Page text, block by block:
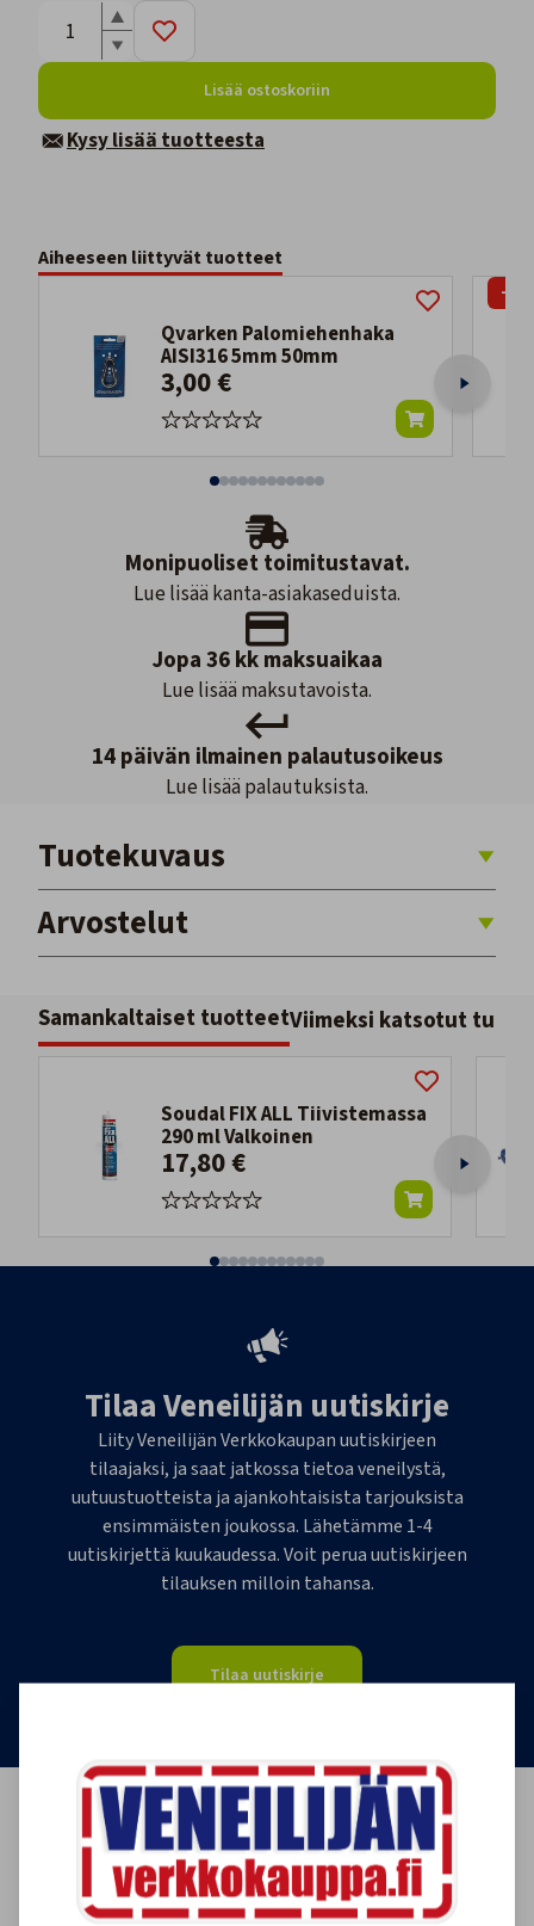
Lisää ostoskoriin
Kysy lisää tuotteesta
Aiheeseen liittyvät tuotteet
Qvarken Palomiehenhaka
AISI316 5mm 50mm
3,00 €
-
Monipuoliset toimitustavat.
Lue lisää kanta-asiakaseduista.
Jopa 36 kk maksuaikaa
Lue lisää maksutavoista.
14 päivän ilmainen palautusoikeus
Lue lisää palautuksista.
Tuotekuvaus
Arvostelut
Samankaltaiset tuotteetViimeksi katsotut
Soudal FIX ALL Tiivistemassa
290 ml Valkoinen
17,80 €
Tilaa Veneilijän uutiskirje
Liity Veneilijän Verkkokaupan uutiskirjeen
tilaajaksi, ja saat jatkossa tietoa veneilystä,
uutuustuotteista ja ajankohtaisista tarjouksista
ensimmäisten joukossa. Lähetämme 1-4
uutiskirjettä kuukaudessa. Voit perua uutiskirjeen
tilauksen milloin tahansa.
Tilaa uutiskirje